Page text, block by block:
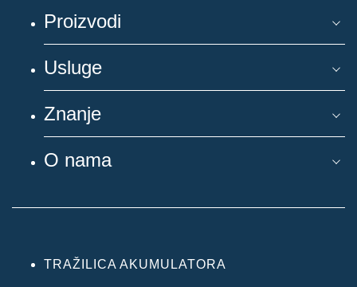
Proizvodi
Usluge
Znanje
O nama
TRAŽILICA AKUMULATORA